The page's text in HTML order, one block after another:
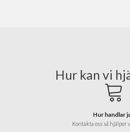
Hur kan vi
Hur handlar
Kontakta oss så hjälper